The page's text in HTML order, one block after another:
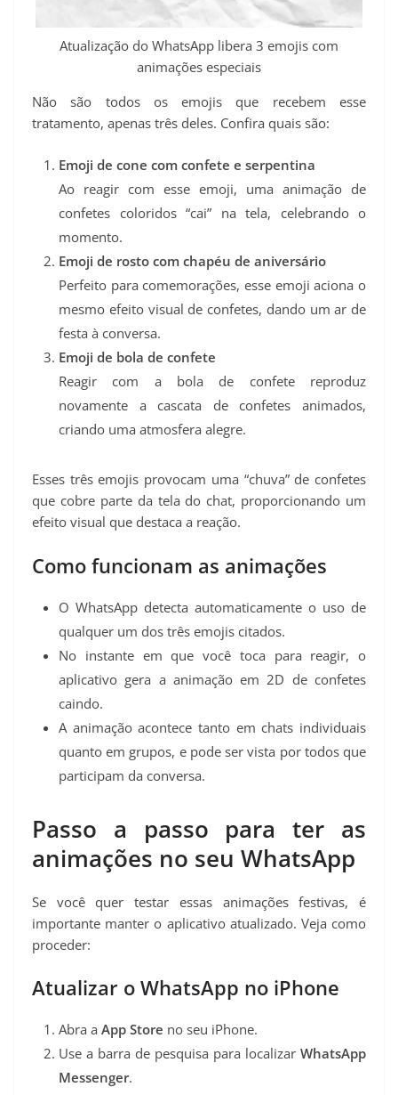
Atualização do WhatsApp libera 3 emojis com
animações especiais
Não são todos os emojis que recebem esse
tratamento, apenas três deles. Confira quais são:
Emoji de cone com confete e serpentina
Ao reagir com esse emoji, uma animação de
confetes coloridos “cai” na tela, celebrando o
momento.
Emoji de rosto com chapéu de aniversário
Perfeito para comemorações, esse emoji aciona o
mesmo efeito visual de confetes, dando um ar de
festa à conversa.
Emoji de bola de confete
Reagir com a bola de confete reproduz
novamente a cascata de confetes animados,
criando uma atmosfera alegre.
Esses três emojis provocam uma “chuva” de confetes
que cobre parte da tela do chat, proporcionando um
efeito visual que destaca a reação.
Como funcionam as animações
O WhatsApp detecta automaticamente o uso de
qualquer um dos três emojis citados.
No instante em que você toca para reagir, o
aplicativo gera a animação em 2D de confetes
caindo.
A animação acontece tanto em chats individuais
quanto em grupos, e pode ser vista por todos que
participam da conversa.
Passo a passo para ter as
animações no seu WhatsApp
Se você quer testar essas animações festivas, é
importante manter o aplicativo atualizado. Veja como
proceder:
Atualizar o WhatsApp no iPhone
Abra a App Store no seu iPhone.
Use a barra de pesquisa para localizar WhatsApp
Messenger.